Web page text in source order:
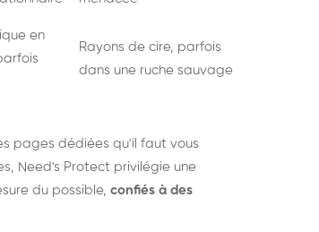
en
Rayons de cire, parfois
dans une ruche sauvage
pages dédiées qu'il faut vous
Need's Protect privilégie une
du possible, confiés à des